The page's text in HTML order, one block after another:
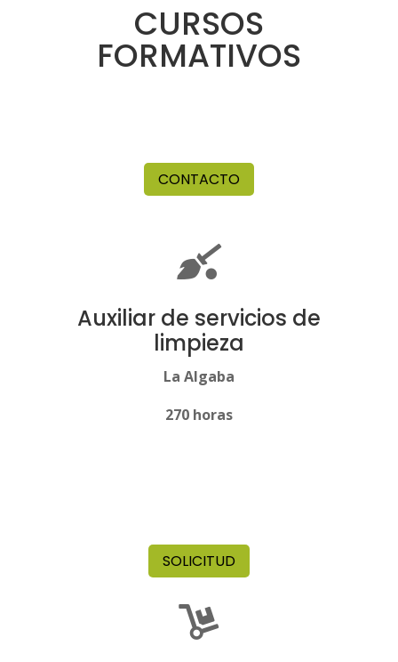
CURSOS
FORMATIVOS
CONTACTO

Auxiliar de servicios de
limpieza
La Algaba
270 horas
SOLICITUD
